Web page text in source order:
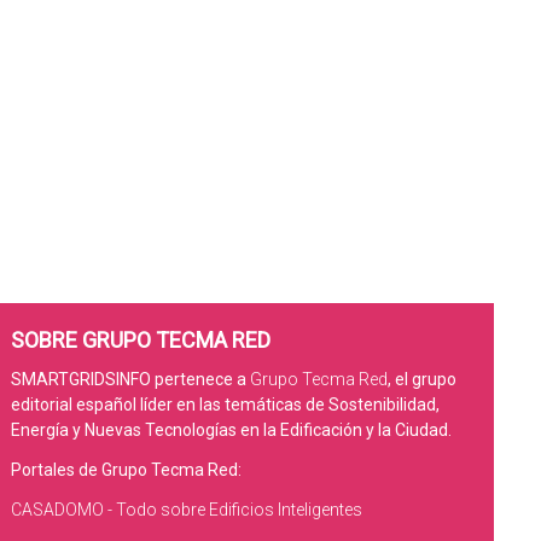
SOBRE GRUPO TECMA RED
SMARTGRIDSINFO pertenece a Grupo Tecma Red, el grupo
editorial español líder en las temáticas de Sostenibilidad,
Energía y Nuevas Tecnologías en la Edificación y la Ciudad.
Portales de Grupo Tecma Red:
CASADOMO - Todo sobre Edificios Inteligentes